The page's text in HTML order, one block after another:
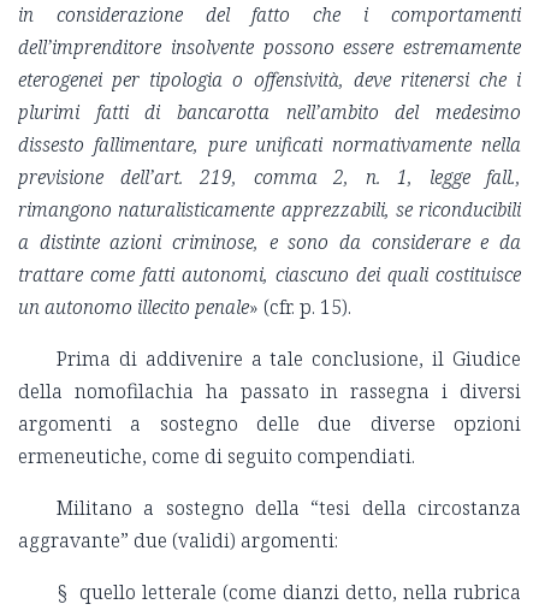
in considerazione del fatto che i comportamenti
dell’imprenditore insolvente possono essere estremamente
eterogenei per tipologia o offensività, deve ritenersi che i
plurimi fatti di bancarotta nell’ambito del medesimo
dissesto fallimentare, pure unificati normativamente nella
previsione dell’art. 219, comma 2, n. 1, legge fall.,
rimangono naturalisticamente apprezzabili, se riconducibili
a distinte azioni criminose, e sono da considerare e da
trattare come fatti autonomi, ciascuno dei quali costituisce
un autonomo illecito penale» (cfr. p. 15).
Prima di addivenire a tale conclusione, il Giudice
della nomofilachia ha passato in rassegna i diversi
argomenti a sostegno delle due diverse opzioni
ermeneutiche, come di seguito compendiati.
Militano a sostegno della “tesi della circostanza
aggravante” due (validi) argomenti:
§ quello letterale (come dianzi detto, nella rubrica